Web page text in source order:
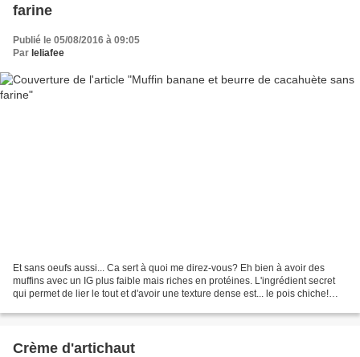
farine
Publié le 05/08/2016 à 09:05
Par leliafee
Et sans oeufs aussi... Ca sert à quoi me direz-vous? Eh bien à avoir des
muffins avec un IG plus faible mais riches en protéines. L'ingrédient secret
qui permet de lier le tout et d'avoir une texture dense est... le pois chiche!
Crème d'artichaut